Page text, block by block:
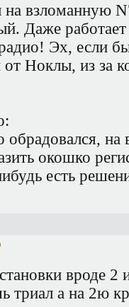
на взломанную
Даже работает
Эх, если
Ноклы, из за
обрадовался, на
окошко
есть
вроде 2
триал а на 2ю